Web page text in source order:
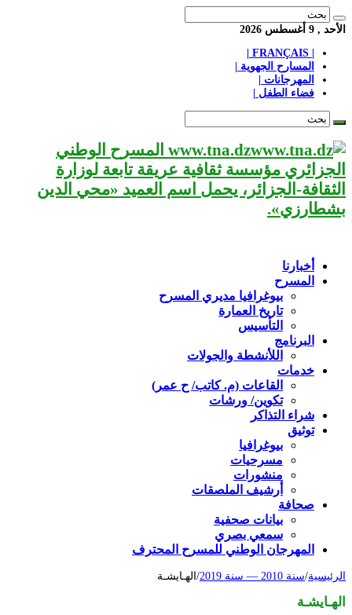
الأحد , 9 أغسطس 2026
المسارح الجهوية |
المهرجانات |
فضاء الطفل |
www.tna.dz المسرح الوطني
الجزائري مؤسسة ثقافية عريقة تابعة لوزارة
الثقافة-الجزائر، يحمل اسم العميد «محي الدين
بشطارزي».
أخبارنا
المسرح
بيوغرافيا مديري المسرح
تاريخ العمارة
التأسيس
البرنامج
اللأنشطة والجولات
خدمات
القاعات (م. كاتب/ ح عمر)
تكوين/ ورشات
شراء التذاكر
توثيق
بيوغرافيا
مسرحيات
منشورات
أرشيف الملصقات
صحافة
بيانات صحفية
سمعي بصري
المهرجان الوطني للمسرح المحترف
الرئيسية/سنة 2010 — سنة 2019 / الهـايشـة
الهـايشـة